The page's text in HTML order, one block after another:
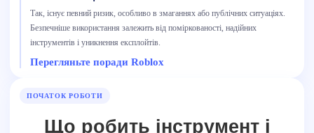
Так, існує певний ризик, особливо в змаганнях або публічних ситуаціях.
Безпечніше використання залежить від поміркованості, надійних
інструментів і уникнення експлойтів.
Перегляньте поради Roblox
ПОЧАТОК РОБОТИ
Що робить інструмент і